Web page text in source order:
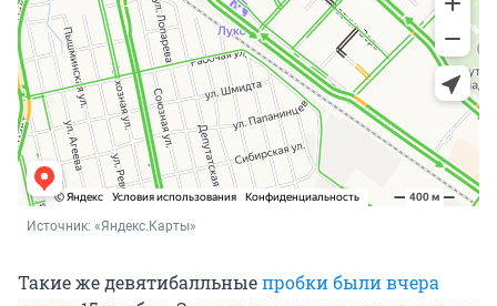
Источник: «Яндекс.Карты»
Такие же девятибалльныепробки были вчера